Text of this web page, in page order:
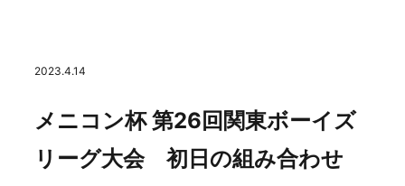
2023.4.14
メニコン杯 第26回関東ボーイズ
リーグ大会 初日の組み合わせ